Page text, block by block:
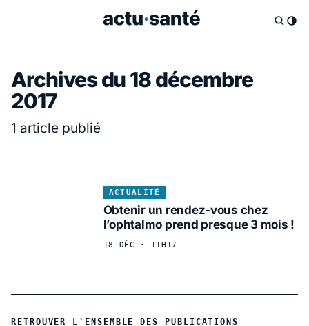
Archives du 18 décembre
2017
1 article publié
ACTUALITÉ
Obtenir un rendez-vous chez
l’ophtalmo prend presque 3 mois !
18 DÉC · 11H17
RETROUVER L'ENSEMBLE DES PUBLICATIONS